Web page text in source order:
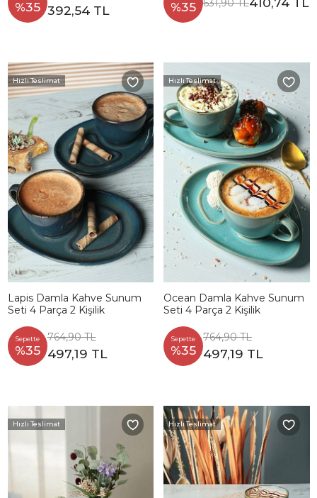
%35 392,54 TL %35 631,90 TL
Hızlı Teslimat
Lapis Damla Kahve Sunum
Seti 4 Parça 2 Kişilik
Sepette
%35
764,90 TL
497,19 TL
Hızlı Teslimat
Ocean Damla Kahve Sunum
Seti 4 Parça 2 Kişilik
Sepette
%35
764,90 TL
497,19 TL
Hızlı Teslimat Hızlı Teslimat